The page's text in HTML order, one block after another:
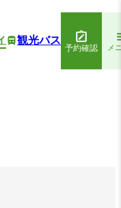
観光バス
予約確認 メ